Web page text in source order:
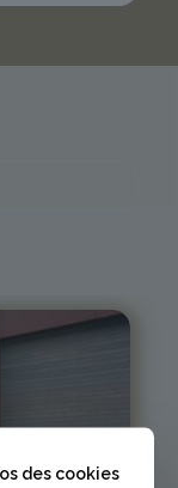
des cookies